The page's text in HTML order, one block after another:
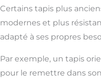
Certains tapis plus
modernes et plus
adapté à ses propres
Par exemple, un tapis
pour le remettre dans